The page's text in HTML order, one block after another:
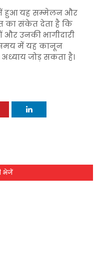
हुआ यह सम्मेलन और
का संकेत देता है कि
उनकी भागीदारी
में यह कानून
जोड़ सकता है।
भेजें